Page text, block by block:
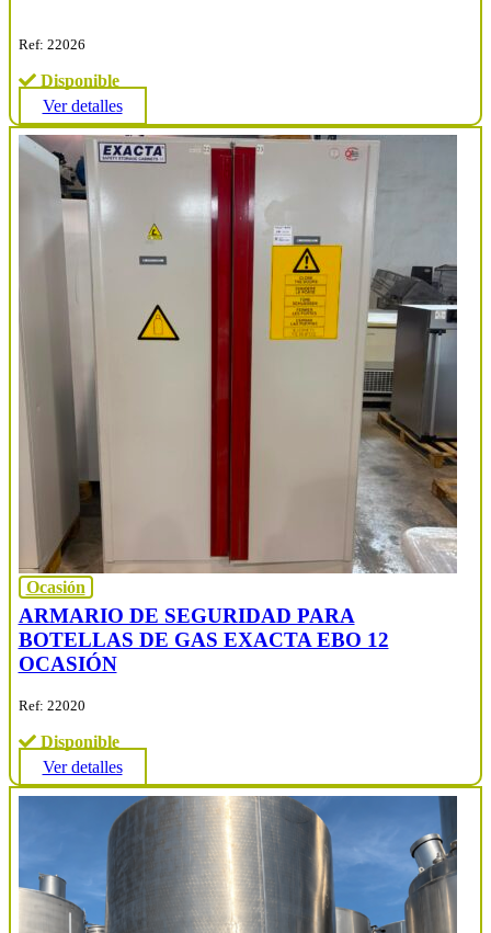
Ref: 22026
Disponible
Ver detalles
Ocasión
ARMARIO DE SEGURIDAD PARA
BOTELLAS DE GAS EXACTA EBO 12
OCASIÓN
Ref: 22020
Disponible
Ver detalles